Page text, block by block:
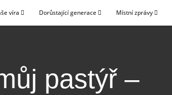
víra Dorůstající generace Místní zprávy
pastýř –